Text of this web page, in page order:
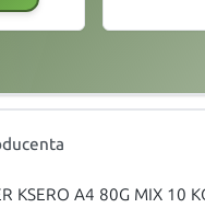
A4 80G MIX 10